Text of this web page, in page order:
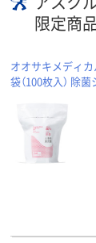
限定商
オオサキメディ
袋（100枚入） 除